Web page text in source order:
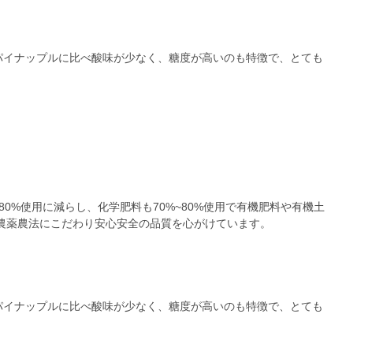
ナップルに比べ酸味が少なく、糖度が高いのも特徴で、とても
使用に減らし、化学肥料も70%~80%使用で有機肥料や有機土
農法にこだわり安心安全の品質を心がけています。
ナップルに比べ酸味が少なく、糖度が高いのも特徴で、とても